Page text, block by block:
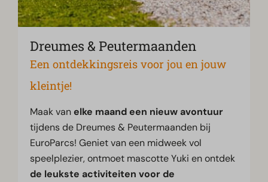
Dreumes & Peutermaanden
Een ontdekkingsreis voor jou en jouw
kleintje!
Maak vanelke maand een nieuw avontuur
tijdens de Dreumes & Peutermaanden bij
EuroParcs! Geniet van een midweek vol
speelplezier, ontmoet mascotte Yuki en ontdek
de leukste activiteiten voor de